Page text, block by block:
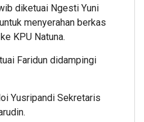
diketuai Ngesti Yuni
menyerahan berkas
KPU Natuna.
Faridun didampingi
Yusripandi Sekretaris